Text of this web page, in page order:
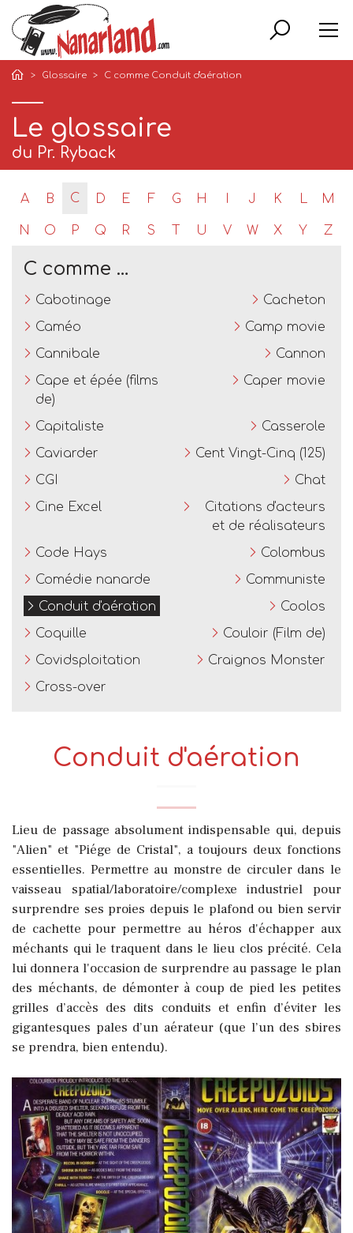
Glossaire C comme Conduit d'aération
Le glossaire
du Pr. Ryback
A B C D E F G H I J K L M
N O P Q R S T U V W X Y Z
C comme …
Cabotinage
Cacheton
Caméo
Camp movie
Cannibale
Cannon
Cape et épée (films
de)
Caper movie
Capitaliste
Casserole
Caviarder
Cent Vingt-Cinq (125)
CGI
Chat
Cine Excel
Citations d'acteurs
et de réalisateurs
Code Hays
Colombus
Comédie nanarde
Communiste
Conduit d'aération
Coolos
Coquille
Couloir (Film de)
Covidsploitation
Craignos Monster
Cross-over
Conduit d'aération
Lieu de passage absolument indispensable qui, depuis
"Alien" et "Piége de Cristal", a toujours deux fonctions
essentielles. Permettre au monstre de circuler dans le
vaisseau spatial/laboratoire/complexe industriel pour
surprendre ses proies depuis le plafond ou bien servir
de cachette pour permettre au héros d'échapper aux
méchants qui le traquent dans le lieu clos précité. Cela
lui donnera l'occasion de surprendre au passage le plan
des méchants, de démonter à coup de pied les petites
grilles d’accès des dits conduits et enfin d’éviter les
gigantesques pales d’un aérateur (que l’un des sbires
se prendra, bien entendu).